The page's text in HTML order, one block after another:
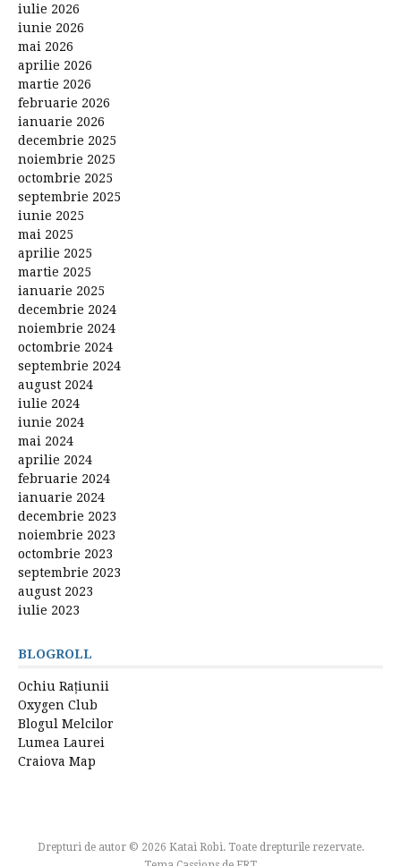
iulie 2026
iunie 2026
mai 2026
aprilie 2026
martie 2026
februarie 2026
ianuarie 2026
decembrie 2025
noiembrie 2025
octombrie 2025
septembrie 2025
iunie 2025
mai 2025
aprilie 2025
martie 2025
ianuarie 2025
decembrie 2024
noiembrie 2024
octombrie 2024
septembrie 2024
august 2024
iulie 2024
iunie 2024
mai 2024
aprilie 2024
februarie 2024
ianuarie 2024
decembrie 2023
noiembrie 2023
octombrie 2023
septembrie 2023
august 2023
iulie 2023
BLOGROLL
Ochiu Rațiunii
Oxygen Club
Blogul Melcilor
Lumea Laurei
Craiova Map
Drepturi de autor © 2026 Katai Robi. Toate drepturile rezervate.